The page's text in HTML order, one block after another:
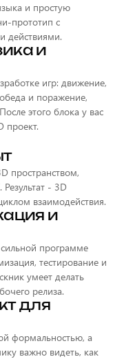
и простую
прототип с
действиями.
и
игр: движение,
и поражение,
этого блока у вас
проект.
пространством,
- 3D
взаимодействия.
и
программе
тестирование и
умеет делать
релиза.
для
формальностью, а
важно видеть, как